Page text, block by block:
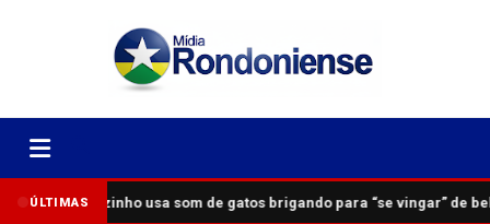
ÚLTIMASVizinho usa som de gatos brigando para “se vingar” de